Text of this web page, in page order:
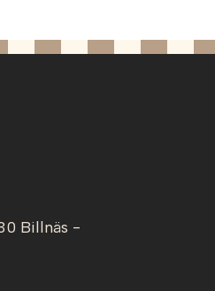
Billnäs -